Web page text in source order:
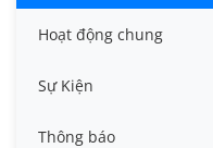
Hoạt động chung
Tin công tác sinh viên
Tin đào tạo
Sự Kiện
Thông báo